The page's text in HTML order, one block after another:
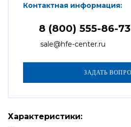
Контактная информация:
8 (800) 555-86-73
sale@hfe-center.ru
Характеристики: